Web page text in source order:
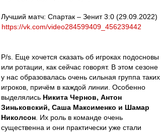
Лучший матч: Спартак – Зенит 3:0 (29.09.2022)
https://vk.com/video284599409_456239442
P/s. Еще хочется сказать об игроках подосновы
или ротации, как сейчас говорят. В этом сезоне
у нас образовалась очень сильная группа таких
игроков, причём в каждой линии. Особенно
выделялись Никита Чернов, Антон
Зиньковский, Саша Максименко и Шамар
Николсон . Их роль в команде очень
существенна и они практически уже стали